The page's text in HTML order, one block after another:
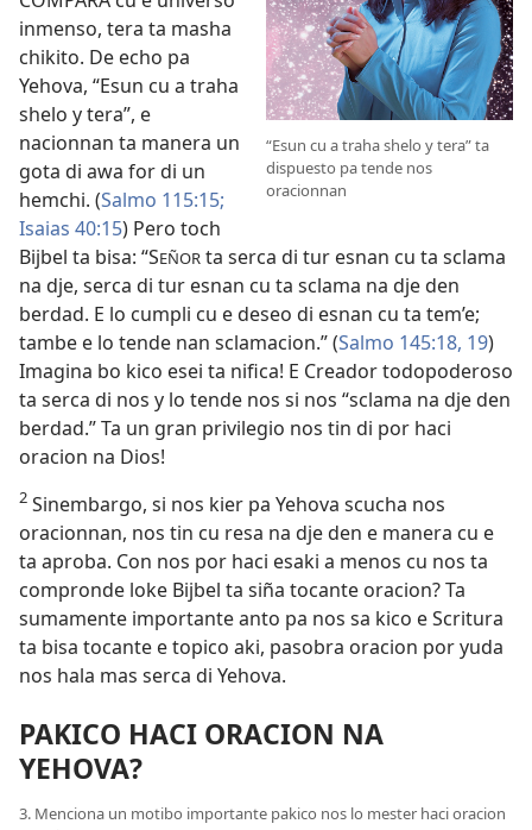
“Esun cu a traha shelo y tera” ta
dispuesto pa tende nos
oracionnan
inmenso, tera ta masha
chikito. De echo pa
Yehova, “Esun cu a traha
shelo y tera”, e
nacionnan ta manera un
gota di awa for di un
hemchi. (Salmo 115:15;
Isaias 40:15) Pero toch
Bijbel ta bisa: “SEÑOR ta serca di tur esnan cu ta sclama
na dje, serca di tur esnan cu ta sclama na dje den
berdad. E lo cumpli cu e deseo di esnan cu ta tem’e;
tambe e lo tende nan sclamacion.” (Salmo 145:18, 19)
Imagina bo kico esei ta nifica! E Creador todopoderoso
ta serca di nos y lo tende nos si nos “sclama na dje den
berdad.” Ta un gran privilegio nos tin di por haci
oracion na Dios!
2 Sinembargo, si nos kier pa Yehova scucha nos
oracionnan, nos tin cu resa na dje den e manera cu e
ta aproba. Con nos por haci esaki a menos cu nos ta
compronde loke Bijbel ta siña tocante oracion? Ta
sumamente importante anto pa nos sa kico e Scritura
ta bisa tocante e topico aki, pasobra oracion por yuda
nos hala mas serca di Yehova.
PAKICO HACI ORACION NA
YEHOVA?
3. Menciona un motibo importante pakico nos lo mester haci oracion